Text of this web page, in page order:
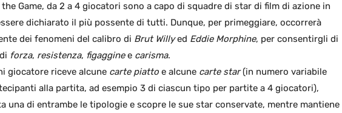
Game, da 2 a 4 giocatori sono a capo di squadre di star di film di azione in
dichiarato il più possente di tutti. Dunque, per primeggiare, occorrerà
dei fenomeni del calibro di Brut Willyed Eddie Morphine, per consentirgli di
forza, resistenza, figagginee carisma.
giocatore riceve alcune carte piatto e alcune carte star(in numero variabile
alla partita, ad esempio 3 di ciascun tipo per partite a 4 giocatori),
una di entrambe le tipologie e scopre le sue star conservate, mentre mantiene